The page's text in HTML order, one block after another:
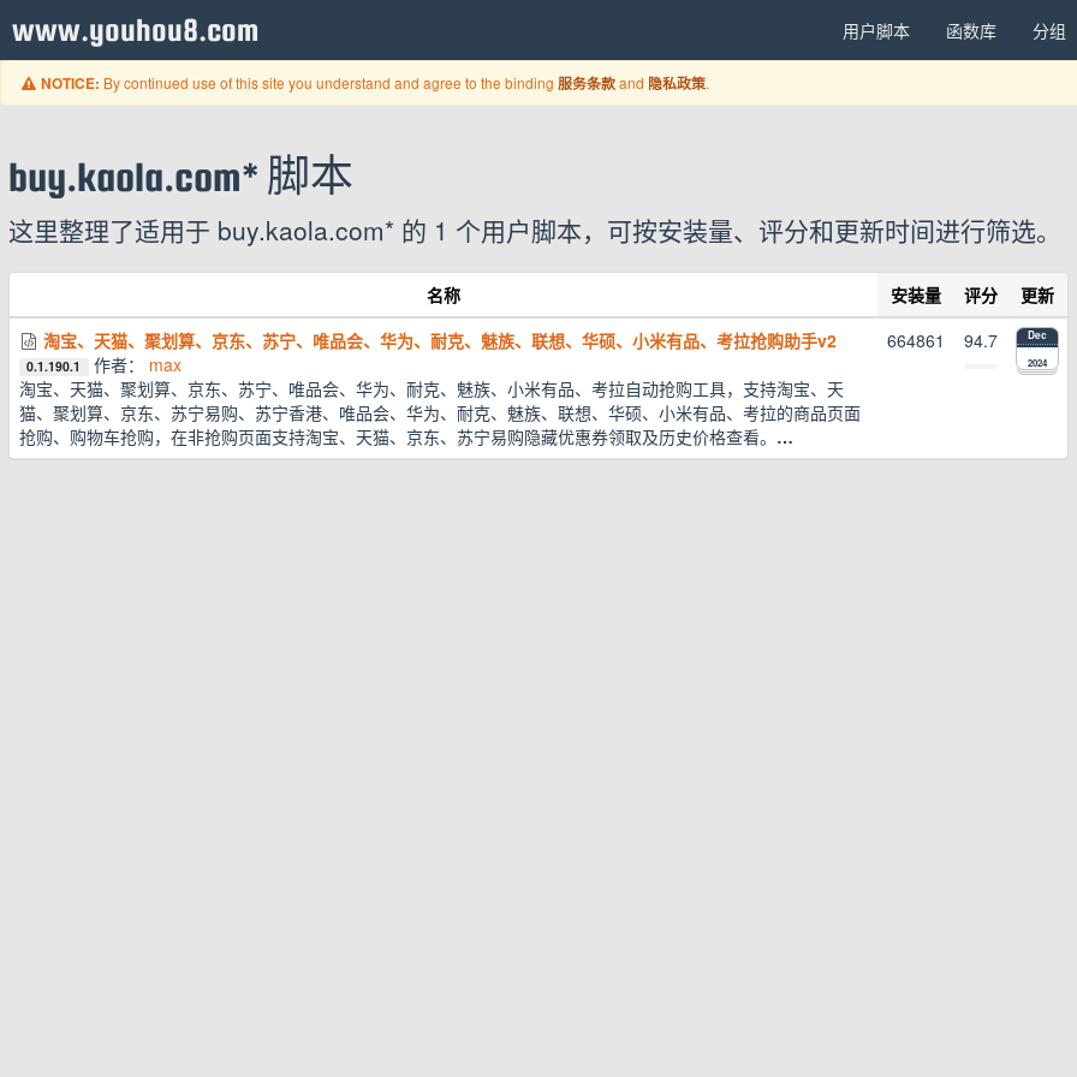
www.youhou8.com 用户脚本 函数库 分组
NOTICE: By continued use of this site you understand and agree to the binding 服务条款and 隐私政策.
buy.kaola.com* 脚本
这里整理了适用于 buy.kaola.com* 的 1 个用户脚本，可按安装量、评分和更新时间进行筛选。
名称 安装量 评分
更新
淘宝、天猫、聚划算、京东、苏宁、唯品会、华为、耐克、魅族、联想、华硕、小米有品、考拉抢购助手v2
0.1.190.1 作者： max
淘宝、天猫、聚划算、京东、苏宁、唯品会、华为、耐克、魅族、小米有品、考拉自动抢购工具，支持淘宝、天
猫、聚划算、京东、苏宁易购、苏宁香港、唯品会、华为、耐克、魅族、联想、华硕、小米有品、考拉的商品页面
抢购、购物车抢购，在非抢购页面支持淘宝、天猫、京东、苏宁易购隐藏优惠券领取及历史价格查看。 …
664861 94.7 Dec
2024